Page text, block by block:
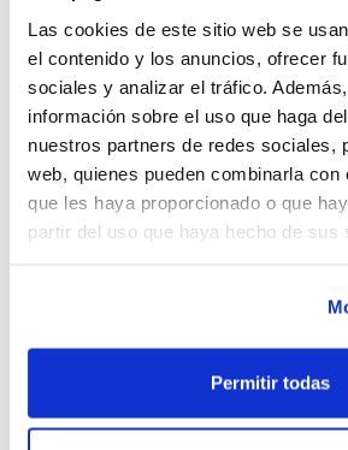
Las cookies de este sitio web se
el contenido y los anuncios, ofrecer
sociales y analizar el tráfico.
información sobre el uso que haga
nuestros partners de redes sociales,
web, quienes pueden combinarla con
que les haya proporcionado o que
partir del uso que haya hecho de sus
Permitir todas
Cullera el dissabte 30 de
Cada entitat esportiva podrà
únic equip (un masculí i un
Les places seran
d'inscripció fins a cobrir 48
entitat vol inscriure més
d'apuntar-se en la llista
s'obrirà a este efecte, de
optar a una plaça més en